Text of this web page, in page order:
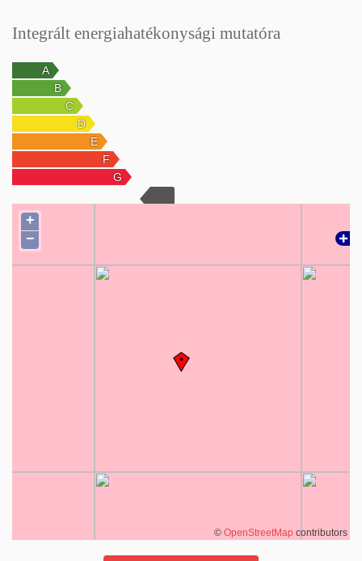
Integrált energiahatékonysági mutatóra
+
−
© OpenStreetMap contributors